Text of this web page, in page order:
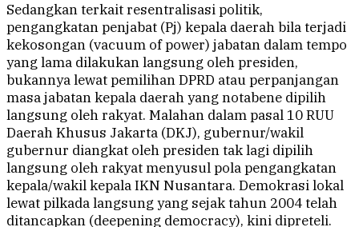
Sedangkan terkait resentralisasi politik,
pengangkatan penjabat (Pj) kepala daerah bila terjadi
kekosongan (vacuum of power) jabatan dalam tempo
yang lama dilakukan langsung oleh presiden,
bukannya lewat pemilihan DPRD atau perpanjangan
masa jabatan kepala daerah yang notabene dipilih
langsung oleh rakyat. Malahan dalam pasal 10 RUU
Daerah Khusus Jakarta (DKJ), gubernur/wakil
gubernur diangkat oleh presiden tak lagi dipilih
langsung oleh rakyat menyusul pola pengangkatan
kepala/wakil kepala IKN Nusantara. Demokrasi lokal
lewat pilkada langsung yang sejak tahun 2004 telah
ditancapkan (deepening democracy), kini dipreteli.